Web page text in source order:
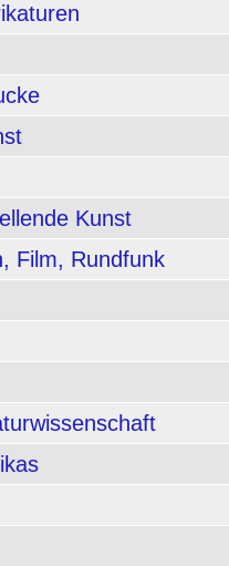
Kunst
Film, Rundfunk